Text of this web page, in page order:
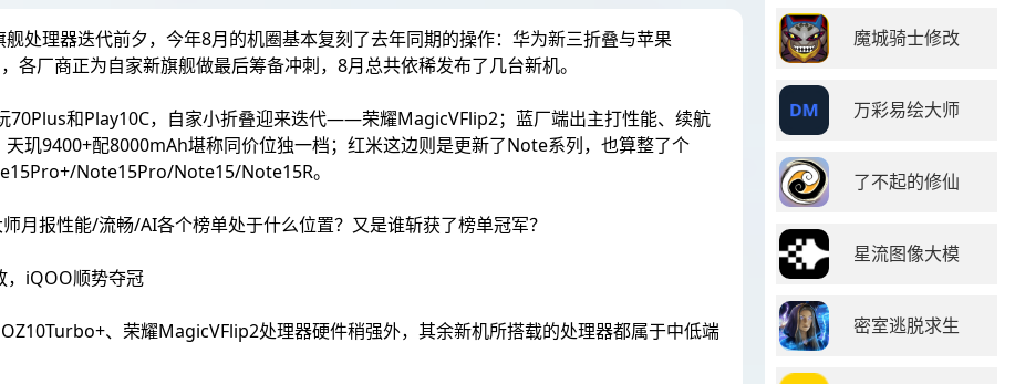
处理器迭代前夕，今年8月的机圈基本复刻了去年同期的操作：华为新三折叠与苹果
各厂商正为自家新旗舰做最后筹备冲刺，8月总共依稀发布了几台新机。
70Plus和Play10C，自家小折叠迎来迭代——荣耀MagicVFlip2；蓝厂端出主打性能、续航
玑9400+配8000mAh堪称同价位独一档；红米这边则是更新了Note系列，也算整了个
Note15Pro/Note15/Note15R。
月报性能/流畅/AI各个榜单处于什么位置？又是谁斩获了榜单冠军？
，iQOO顺势夺冠
、荣耀MagicVFlip2处理器硬件稍强外，其余新机所搭载的处理器都属于中低端
魔城骑士修改
万彩易绘大师
了不起的修仙
星流图像大模
密室逃脱求生